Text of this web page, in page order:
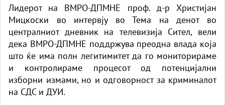
Лидерот на ВМРО-ДПМНЕ проф. д-р Христијан
Мицкоски во интервјуво Тема на денот во
централниот дневник на телевизија Сител, вели
дека ВМРО-ДПМНЕ поддржува преодна влада која
што ќe има полн легитимитет да го мониторираме
и контролираме процесот од потенцијални
изборни измами, но и одговорност за криминалот
на СДС и ДУИ.